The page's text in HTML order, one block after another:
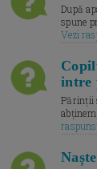
După
spune
Vezi
intre
Părinții